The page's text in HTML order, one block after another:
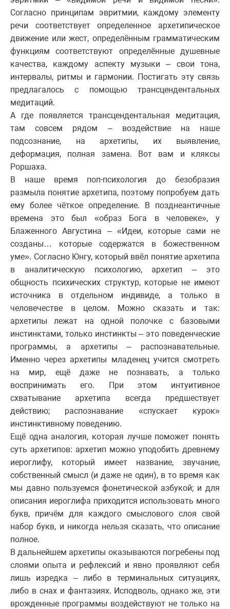
Согласно принципам эвритмии, каждому элементу
речи соответствует определенное архетипическое
движение или жест, определённым грамматическим
функциям соответствуют определённые душевные
качества, каждому аспекту музыки – свои тона,
интервалы, ритмы и гармонии. Постигать эту связь
предлагалось с помощью трансцендентальных
медитаций.
А где появляется трансцендентальная медитация,
там совсем рядом – воздействие на наше
подсознание, на архетипы, их выявление,
деформация, полная замена. Вот вам и кляксы
Роршаха.
В наше время поп-психология до безобразия
размыла понятие архетипа, поэтому попробуем дать
ему более чёткое определение. В позднеантичные
времена это был «образ Бога в человеке», у
Блаженного Августина – «Идеи, которые сами не
созданы… которые содержатся в божественном
уме». Согласно Юнгу, который ввёл понятие архетипа
в аналитическую психологию, архетип – это
общность психических структур, которые не имеют
источника в отдельном индивиде, а только в
человечестве в целом. Можно сказать и так:
архетипы лежат на одной полочке с базовыми
инстинктами, только инстинкты – это поведенческие
программы, а архетипы – распознавательные.
Именно через архетипы младенец учится смотреть
на мир, ещё даже не познавать, а только
воспринимать его. При этом интуитивное
схватывание архетипа всегда предшествует
действию; распознавание «спускает курок»
инстинктивному поведению.
Ещё одна аналогия, которая лучше поможет понять
суть архетипов: архетип можно уподобить древнему
иероглифу, который имеет название, звучание,
собственный смысл (и даже не один), в то время как
мы давно пользуемся фонетической азбукой; и для
описания иероглифа приходится использовать много
букв, причём для каждого смыслового слоя свой
набор букв, и никогда нельзя сказать, что описание
полное.
В дальнейшем архетипы оказываются погребены под
слоями опыта и рефлексий и явно проявляют себя
лишь изредка – либо в терминальных ситуациях,
либо в снах и фантазиях. Исподволь, однако же, эти
врожденные программы воздействуют не только на